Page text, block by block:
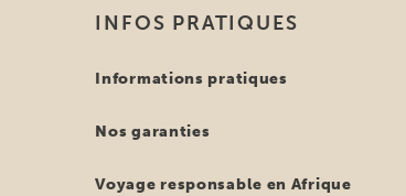
INFOS PRATIQUES
Informations pratiques
Nos garanties
Voyage responsable en Afrique